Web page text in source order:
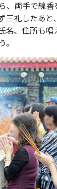
、両手で線香
三礼したあと
名、住所も唱